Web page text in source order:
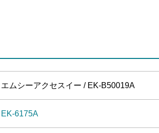
エムシーアクセスイー / EK-B50019A
EK-6175A